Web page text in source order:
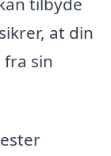
at din
sin